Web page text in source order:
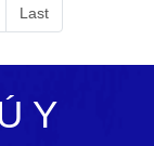
Last
Y